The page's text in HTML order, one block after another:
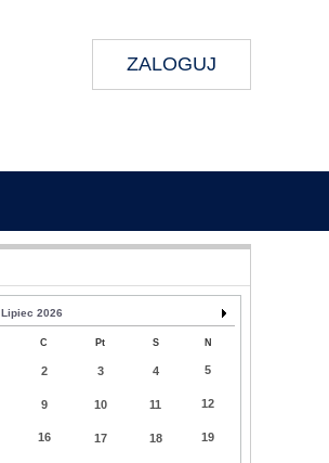
ZALOGUJ
Lipiec 2026
C Pt S N
2 3 4 5
9 10 11 12
16 17 18 19
Wykonanie:Delta Interactive